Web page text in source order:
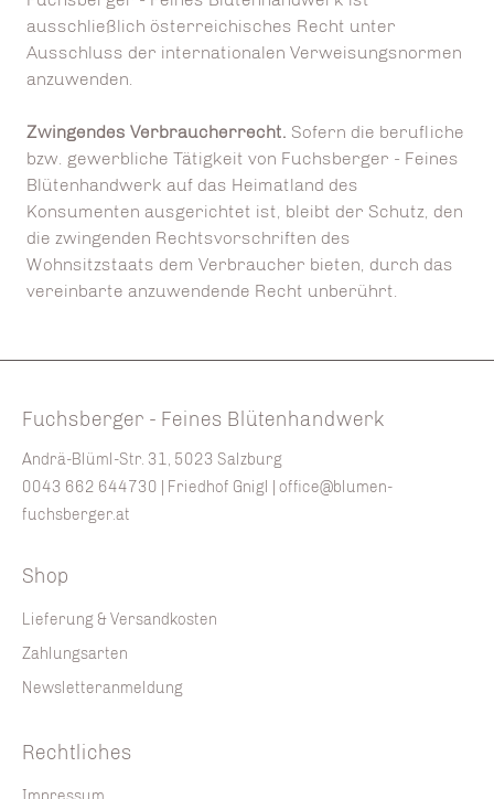
ausschließlich österreichisches Recht unter
Ausschluss der internationalen Verweisungsnormen
anzuwenden.
Zwingendes Verbraucherrecht. Sofern die berufliche
bzw. gewerbliche Tätigkeit von Fuchsberger - Feines
Blütenhandwerk auf das Heimatland des
Konsumenten ausgerichtet ist, bleibt der Schutz, den
die zwingenden Rechtsvorschriften des
Wohnsitzstaats dem Verbraucher bieten, durch das
vereinbarte anzuwendende Recht unberührt.
Fuchsberger - Feines Blütenhandwerk
Andrä-Blüml-Str. 31, 5023 Salzburg
0043 662 644730 | Friedhof Gnigl | office@blumen-
fuchsberger.at
Shop
Lieferung & Versandkosten
Zahlungsarten
Newsletteranmeldung
Rechtliches